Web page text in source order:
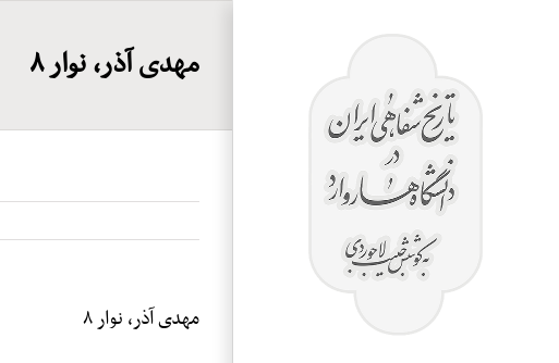
مهدی آذر، نوار ۸
مهدی آذر، نوار ۸